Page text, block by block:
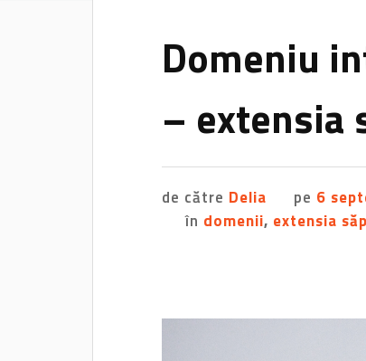
Domeniu
– extensia
de către Delia pe 6
în domenii, extensia